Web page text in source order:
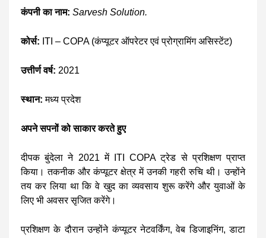
कंपनी का नाम: Sarvesh Solution.
कोर्स: ITI – COPA (कंप्यूटर ऑपरेटर एवं प्रोग्रामिंग असिस्टेंट)
उत्तीर्ण वर्ष: 2021
स्थान: मध्य प्रदेश
अपने सपनों को साकार करते हुए
दीपक बुंदेला ने 2021 में ITI COPA ट्रेड से प्रशिक्षण प्राप्त
किया। तकनीक और कंप्यूटर क्षेत्र में उनकी गहरी रुचि थी। उन्होंने
तय कर लिया था कि वे खुद का व्यवसाय शुरू करेंगे और युवाओं के
लिए भी अवसर सृजित करेंगे।
प्रशिक्षण के दौरान उन्होंने कंप्यूटर नेटवर्किंग, वेब डिजाइनिंग, डाटा